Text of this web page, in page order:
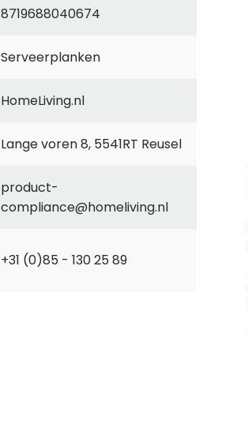
8719688040674
Serveerplanken
HomeLiving.nl
Lange voren 8, 5541RT Reusel
product-
compliance@homeliving.nl
+31 (0)85 - 130 25 89